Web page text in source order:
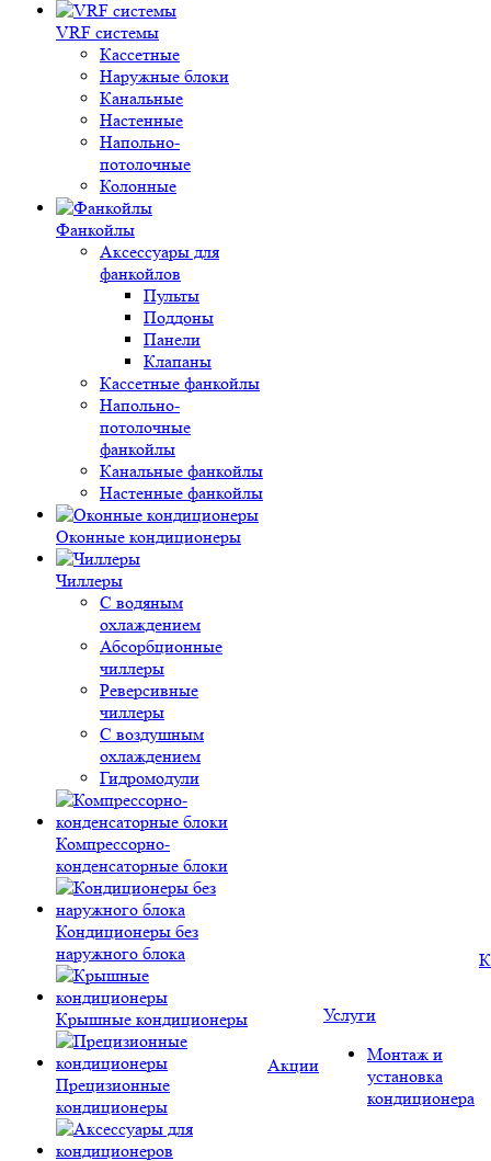
VRF системы
Кассетные
Наружные блоки
Канальные
Настенные
Напольно-
потолочные
Колонные
Фанкойлы
Аксессуары для
фанкойлов
Пульты
Поддоны
Панели
Клапаны
Кассетные фанкойлы
Напольно-
потолочные
фанкойлы
Канальные фанкойлы
Настенные фанкойлы
Оконные кондиционеры
Чиллеры
С водяным
охлаждением
Абсорбционные
чиллеры
Реверсивные
чиллеры
С воздушным
охлаждением
Гидромодули
Компрессорно-
конденсаторные блоки
Кондиционеры без
наружного блока
Крышные кондиционеры
Прецизионные
кондиционеры
Акции
Услуги
Монтаж и
установка
кондиционера